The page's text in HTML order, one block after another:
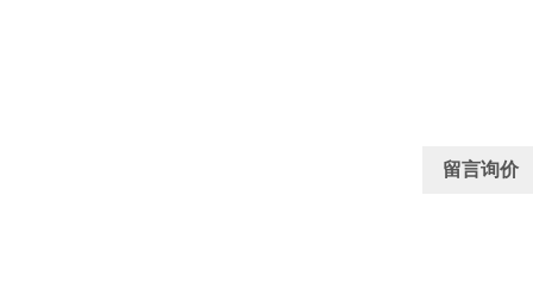
留言询价